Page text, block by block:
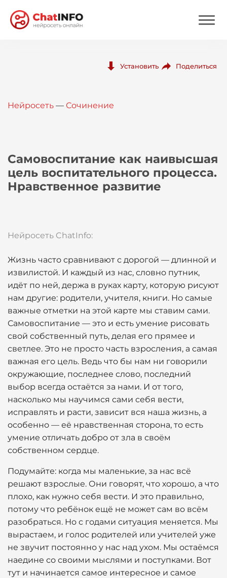
Вход
Установить Поделиться
Нейросеть — Сочинение
Самовоспитание как наивысшая
цель воспитательного процесса.
Нравственное развитие
Нейросеть ChatInfo:
Жизнь часто сравнивают с дорогой — длинной и
извилистой. И каждый из нас, словно путник,
идёт по ней, держа в руках карту, которую рисуют
нам другие: родители, учителя, книги. Но самые
важные отметки на этой карте мы ставим сами.
Самовоспитание — это и есть умение рисовать
свой собственный путь, делая его прямее и
светлее. Это не просто часть взросления, а самая
важная его цель. Ведь что бы нам ни говорили
окружающие, последнее слово, последний
выбор всегда остаётся за нами. И от того,
насколько мы научимся сами себя вести,
исправлять и расти, зависит вся наша жизнь, а
особенно — её нравственная сторона, то есть
умение отличать добро от зла в своём
собственном сердце.
Подумайте: когда мы маленькие, за нас всё
решают взрослые. Они говорят, что хорошо, а что
плохо, как нужно себя вести. И это правильно,
потому что ребёнок ещё не может сам во всём
разобраться. Но с годами ситуация меняется. Мы
вырастаем, и голос родителей или учителей уже
не звучит постоянно у нас над ухом. Мы остаёмся
наедине со своими мыслями и поступками. Вот
тут и начинается самое интересное и самое